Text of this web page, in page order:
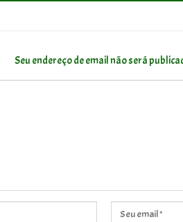
Seu endereço de email não será